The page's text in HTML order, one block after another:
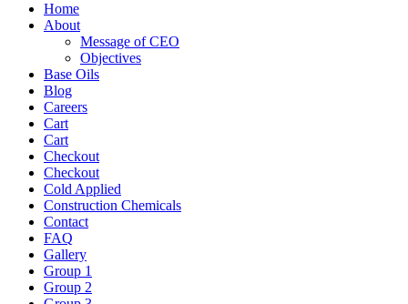
Home
About
Message of CEO
Objectives
Base Oils
Blog
Careers
Cart
Cart
Checkout
Checkout
Cold Applied
Construction Chemicals
Contact
FAQ
Gallery
Group 1
Group 2